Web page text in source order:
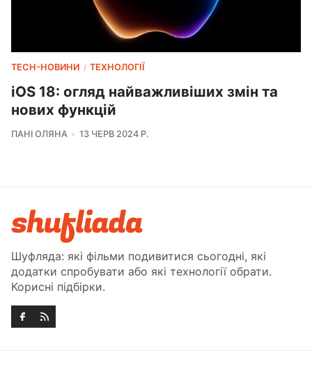
TECH-НОВИНИ / ТЕХНОЛОГІЇ
iOS 18: огляд найважливіших змін та
нових функцій
ПАНІ ОЛЯНА 13 ЧЕРВ 2024 Р.
Шуфляда: які фільми подивитися сьогодні, які
додатки спробувати або які технології обрати.
Корисні підбірки.